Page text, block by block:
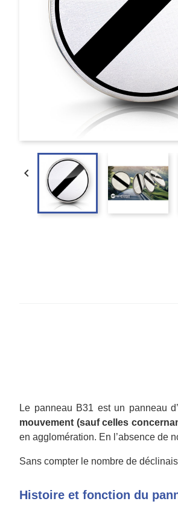

Le panneau B31 est un panneau
mouvement (sauf celles
en agglomération. En l’absence de
Sans compter le nombre de
Histoire et fonction du